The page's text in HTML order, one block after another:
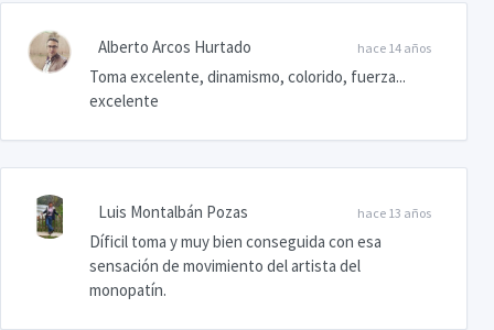
hace 14 años
Alberto Arcos Hurtado
Toma excelente, dinamismo, colorido, fuerza...
excelente
hace 13 años
Luis Montalbán Pozas
Díficil toma y muy bien conseguida con esa
sensación de movimiento del artista del
monopatín.